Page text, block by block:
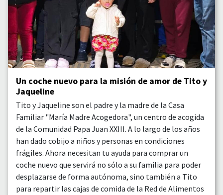
Un coche nuevo para la misión de amor de Tito y
Jaqueline
Tito y Jaqueline son el padre y la madre de la Casa
Familiar "María Madre Acogedora", un centro de acogida
de la Comunidad Papa Juan XXIII. A lo largo de los años
han dado cobijo a niños y personas en condiciones
frágiles. Ahora necesitan tu ayuda para comprar un
coche nuevo que servirá no sólo a su familia para poder
desplazarse de forma autónoma, sino también a Tito
para repartir las cajas de comida de la Red de Alimentos